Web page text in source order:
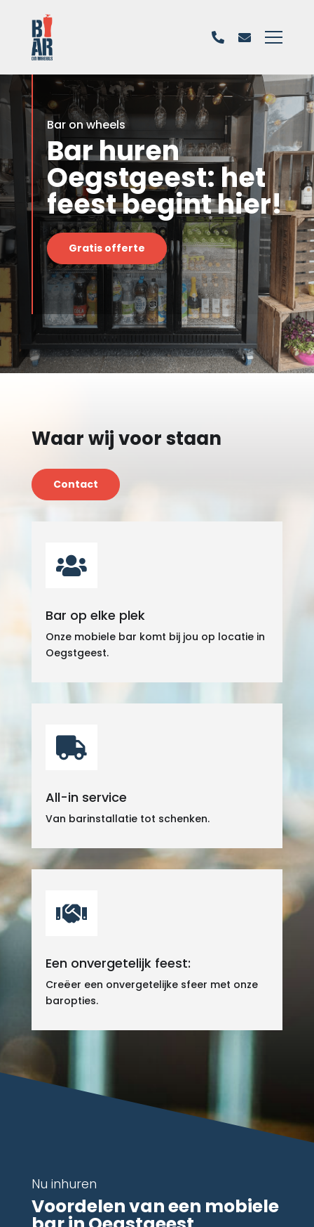
Bar on wheels
Bar huren
Oegstgeest: het
feest begint hier!
Gratis offerte
Waar wij voor staan
Contact

Bar op elke plek
Onze mobiele bar komt bij jou op locatie in
Oegstgeest.

All-in service
Van barinstallatie tot schenken.

Een onvergetelijk feest:
Creëer een onvergetelijke sfeer met onze
baropties.
Nu inhuren
Voordelen van een mobiele